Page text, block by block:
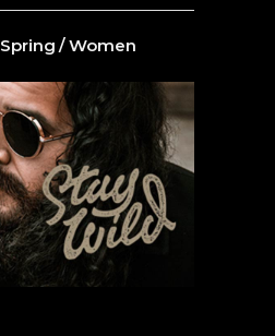
Spring Women